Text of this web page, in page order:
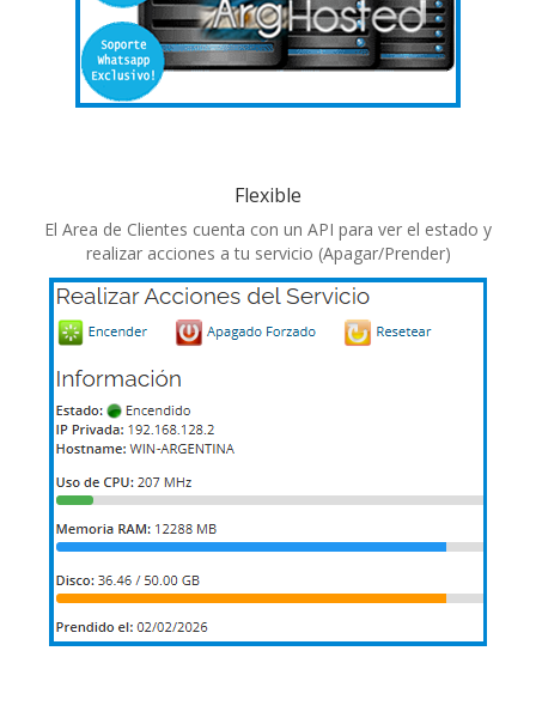
Flexible
El Area de Clientes cuenta con un API para ver el estado y
realizar acciones a tu servicio (Apagar/Prender)